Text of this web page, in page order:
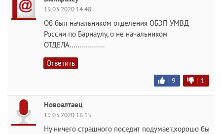
19.03.2020 14:48
Об был начальником отделения ОБЭП УМВД
России по Барнаулу, о не начальником
ОТДЕЛА..................
Ответить
| 9 | 1
Новоалтаец
19.03.2020 16:15
Ну ничего страшного поседит подумает,хорошо бы